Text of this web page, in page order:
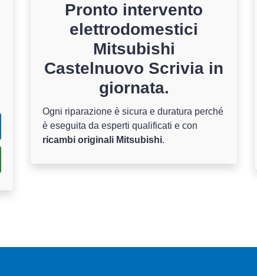
Pronto intervento
elettrodomestici
Mitsubishi
Castelnuovo Scrivia in
giornata.
Ogni riparazione è sicura e duratura perché
è eseguita da esperti qualificati e con
ricambi originali Mitsubishi.